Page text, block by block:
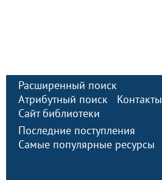
Расширенный поиск
Атрибутный поиск
Контакты
Сайт библиотеки
Последние поступления
Самые популярные ресурсы